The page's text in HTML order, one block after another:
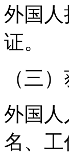
外国
证。
（三
外国人
名、